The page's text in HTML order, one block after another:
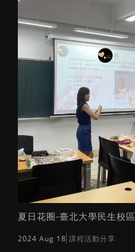
夏日花圈-臺北大學民生校區
2024 Aug 18 課程活動分享